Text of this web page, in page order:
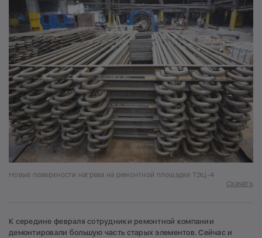
Новые поверхности нагрева на ремонтной площадке ТЭЦ-4
Скачать
К середине февраля сотрудники ремонтной компании
демонтировали большую часть старых элементов. Сейчас и